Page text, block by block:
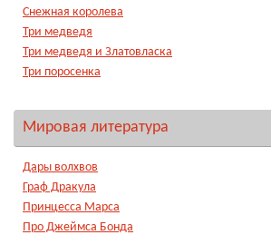
Снежная королева
Три медведя
Три медведя и Златовласка
Три поросенка
Мировая литература
Дары волхвов
Граф Дракула
Принцесса Марса
Про Джеймса Бонда